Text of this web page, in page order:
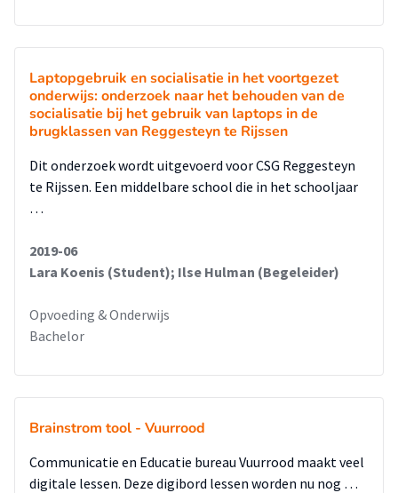
Laptopgebruik en socialisatie in het voortgezet
onderwijs: onderzoek naar het behouden van de
socialisatie bij het gebruik van laptops in de
brugklassen van Reggesteyn te Rijssen
Dit onderzoek wordt uitgevoerd voor CSG Reggesteyn
te Rijssen. Een middelbare school die in het schooljaar
…
2019-06
Lara Koenis (Student); Ilse Hulman (Begeleider)
Opvoeding & Onderwijs
Bachelor
Brainstrom tool - Vuurrood
Communicatie en Educatie bureau Vuurrood maakt veel
digitale lessen. Deze digibord lessen worden nu nog …